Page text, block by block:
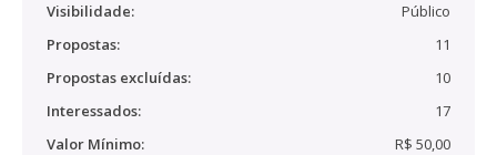
Visibilidade:
Público
Propostas:
11
Propostas excluídas:
10
Interessados:
17
Valor Mínimo:
R$ 50,00